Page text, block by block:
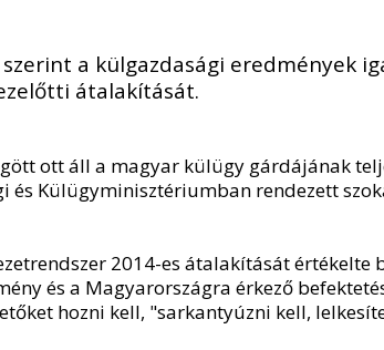
a külgazdasági eredmények
átalakítását.
ott áll a magyar külügy gárdájának
és Külügyminisztériumban rendezett
2014-es átalakítását értékelte
és a Magyarországra érkező
hozni kell, "sarkantyúzni kell,